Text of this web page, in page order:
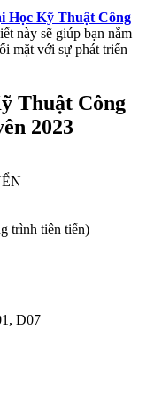
Học Kỹ Thuật Công
này sẽ giúp bạn nắm
mặt với sự phát triển
Thuật Công
2023
trình tiên tiến)
D07